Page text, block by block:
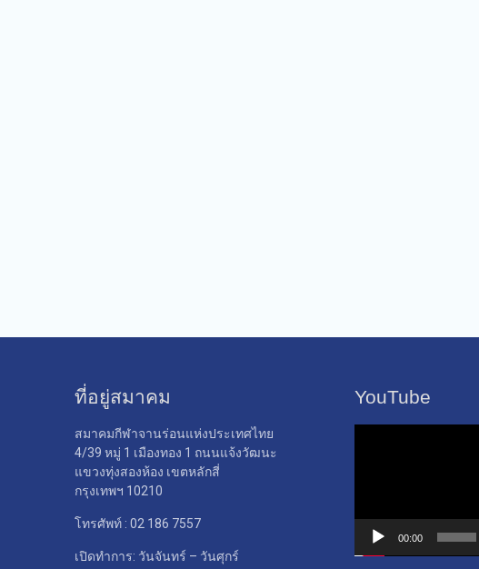
ที่อยู่สมาคม
สมาคมกีฬาจานร่อนแห่งประเทศไทย
4/39 หมู่ 1 เมืองทอง 1 ถนนแจ้งวัฒนะ
แขวงทุ่งสองห้อง เขตหลักสี่
กรุงเทพฯ 10210
โทรศัพท์ : 02 186 7557
เปิดทำการ: วันจันทร์ – วันศุกร์
YouTube
00:00